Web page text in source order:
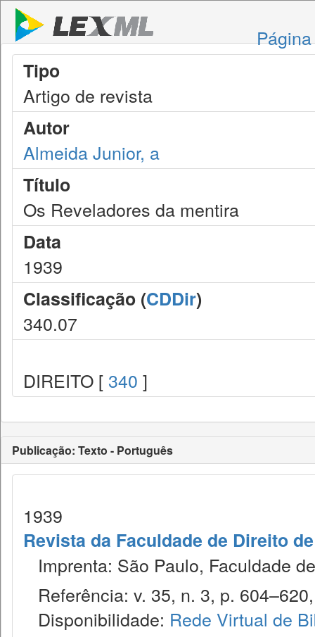
Tipo
Artigo de revista
Autor
Almeida Junior, a
Título
Os Reveladores da mentira
Data
1939
Classificação (CDDir)
340.07
DIREITO [ 340 ]
Publicação: Texto - Português
1939
Revista da Faculdade de Direito
Imprenta: São Paulo, Faculdade
Referência: v. 35, n. 3, p.
Disponibilidade: Rede Virtual de